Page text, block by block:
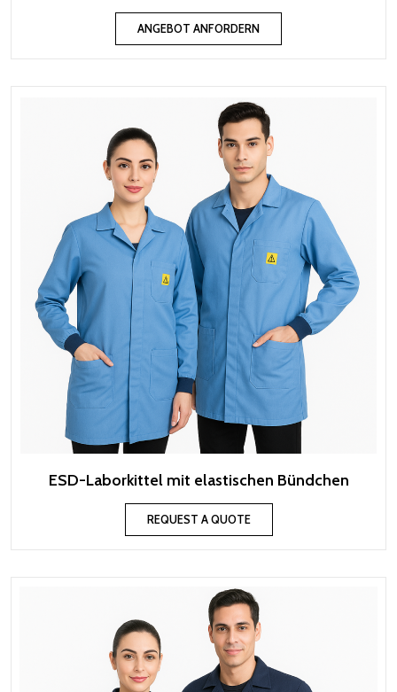
ANGEBOT ANFORDERN
ESD-Laborkittel mit elastischen Bündchen
REQUEST A QUOTE